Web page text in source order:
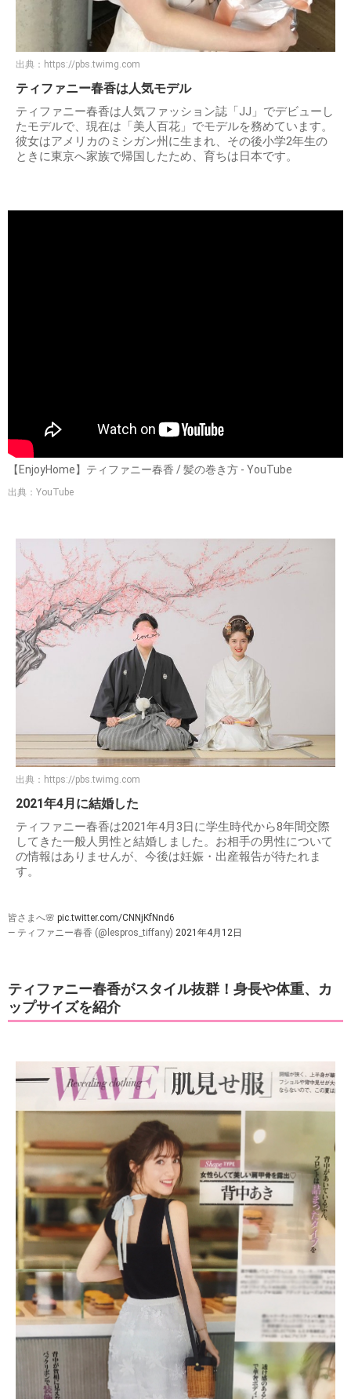
出典： https://pbs.twimg.com
ティファニー春香は人気モデル
ティファニー春香は人気ファッション誌「JJ」でデビューし
たモデルで、現在は「美人百花」でモデルを務めています。
彼女はアメリカのミシガン州に生まれ、その後小学2年生の
ときに東京へ家族で帰国したため、育ちは日本です。
【EnjoyHome】ティファニー春香 / 髪の巻き方 - YouTube
出典：YouTube
出典： https://pbs.twimg.com
2021年4月に結婚した
ティファニー春香は2021年4月3日に学生時代から8年間交際
してきた一般人男性と結婚しました。お相手の男性について
の情報はありませんが、今後は妊娠・出産報告が待たれま
す。
皆さまへ🌸 pic.twitter.com/CNNjKfNnd6
— ティファニー春香 (@lespros_tiffany) 2021年4月12日
ティファニー春香がスタイル抜群！身長や体重、カ
ップサイズを紹介